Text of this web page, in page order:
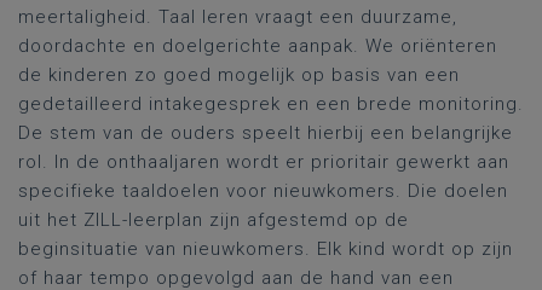
meertaligheid. Taal leren vraagt een duurzame,
doordachte en doelgerichte aanpak. We oriënteren
de kinderen zo goed mogelijk op basis van een
gedetailleerd intakegesprek en een brede monitoring.
De stem van de ouders speelt hierbij een belangrijke
rol. In de onthaaljaren wordt er prioritair gewerkt aan
specifieke taaldoelen voor nieuwkomers. Die doelen
uit het ZILL-leerplan zijn afgestemd op de
beginsituatie van nieuwkomers. Elk kind wordt op zijn
of haar tempo opgevolgd aan de hand van een